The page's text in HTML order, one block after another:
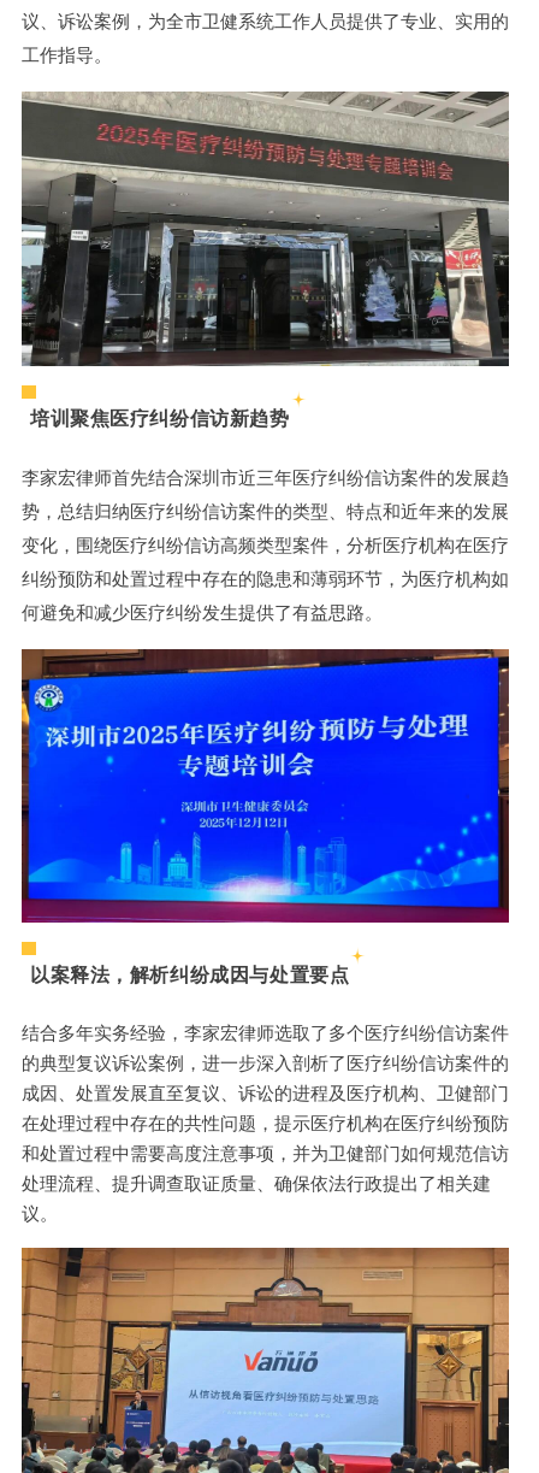
议、诉讼案例，为全市卫健系统工作人员提供了专业、实用的
工作指导。
培训聚焦医疗纠纷信访新趋势
李家宏律师首先结合深圳市近三年医疗纠纷信访案件的发展趋
势，总结归纳医疗纠纷信访案件的类型、特点和近年来的发展
变化，围绕医疗纠纷信访高频类型案件，分析医疗机构在医疗
纠纷预防和处置过程中存在的隐患和薄弱环节，为医疗机构如
何避免和减少医疗纠纷发生提供了有益思路。
以案释法，解析纠纷成因与处置要点
结合多年实务经验，李家宏律师选取了多个医疗纠纷信访案件
的典型复议诉讼案例，进一步深入剖析了医疗纠纷信访案件的
成因、处置发展直至复议、诉讼的进程及医疗机构、卫健部门
在处理过程中存在的共性问题，提示医疗机构在医疗纠纷预防
和处置过程中需要高度注意事项，并为卫健部门如何规范信访
处理流程、提升调查取证质量、确保依法行政提出了相关建
议。